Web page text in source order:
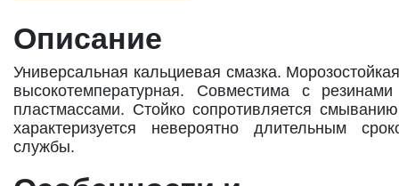
Описание
Универсальная кальциевая смазка.
высокотемпературная. Совместима с
пластмассами. Стойко сопротивляется
характеризуется невероятно длительным
службы.